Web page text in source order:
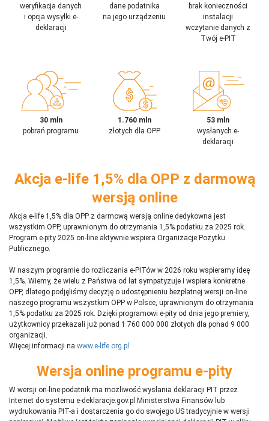
weryfikacja danych
i opcja wysyłki e-
deklaracji
dane podatnika
na jego urządzeniu
brak konieczności
instalacji
wczytanie danych z
Twój e-PIT
30 mln
pobrań programu
1.760 mln
złotych dla OPP
53 mln
wysłanych e-
deklaracji
Akcja e-life 1,5% dla OPP z darmową
wersją online
Akcja e-life 1,5% dla OPP z darmową wersją online dedykowna jest
wszystkim OPP, uprawnionym do otrzymania 1,5% podatku za 2025 rok.
Program e-pity 2025 on-line aktywnie wspiera Organizacje Pożytku
Publicznego.
W naszym programie do rozliczania e-PITów w 2026 roku wspieramy ideę
1,5%. Wiemy, że wielu z Państwa od lat sympatyzuje i wspiera konkretne
OPP, dlatego podjęliśmy decyzję o udostępnieniu bezpłatnej wersji on-line
naszego programu wszystkim OPP w Polsce, uprawnionym do otrzymania
1,5% podatku za 2025 rok. Dzięki programowi e-pity od dnia jego premiery,
użytkownicy przekazali już ponad 1 760 000 000 złotych dla ponad 9 000
organizacji.
Więcej informacji na www.e-life.org.pl
Wersja online programu e-pity
W wersji on-line podatnik ma możliwość wysłania deklaracji PIT przez
Internet do systemu e-deklaracje.gov.pl Ministerstwa Finansów lub
wydrukowania PIT-a i dostarczenia go do swojego US tradycyjnie w wersji